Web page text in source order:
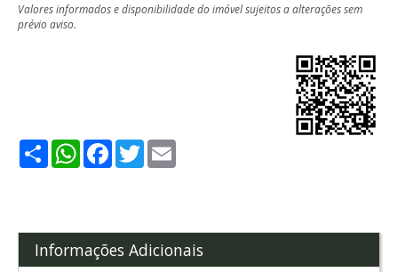
Valores informados e disponibilidade do imóvel sujeitos a alterações sem
prévio aviso.
ShareWhatsApp
Facebook
Twitter
Informações Adicionais